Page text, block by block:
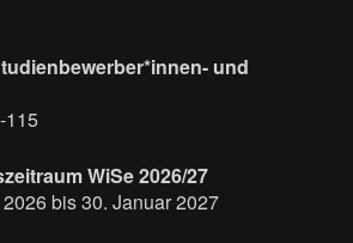
und
115
WiSe 2026/27
bis 30. Januar 2027